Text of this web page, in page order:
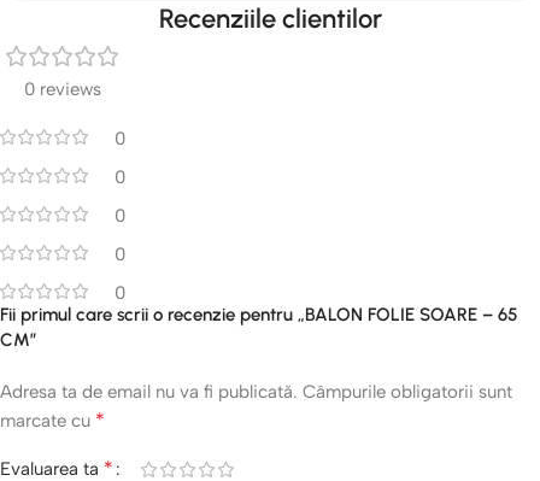
Recenziile clientilor
0 reviews
0
0
0
0
0
Fii primul care scrii o recenzie pentru „BALON FOLIE SOARE – 65
CM”
Adresa ta de email nu va fi publicată. Câmpurile obligatorii sunt
marcate cu *
Evaluarea ta *